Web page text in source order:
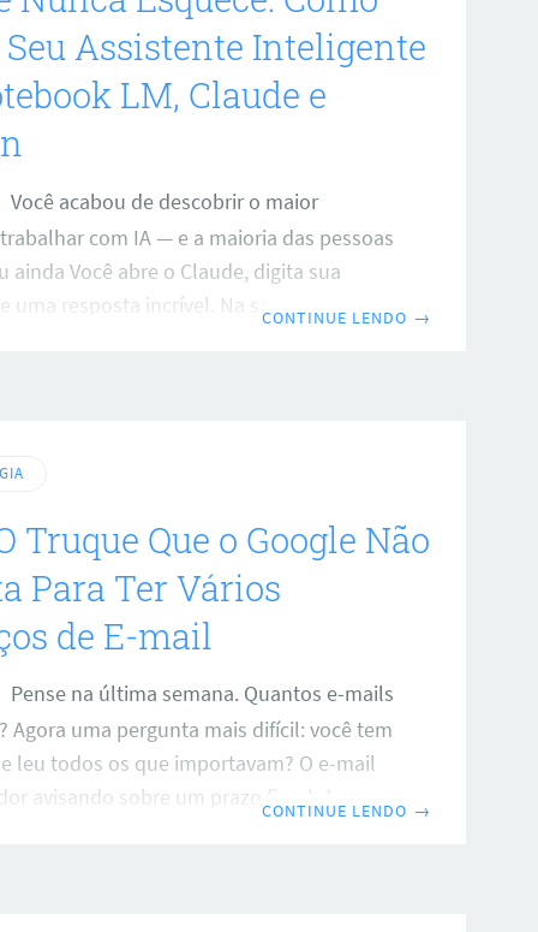
Assistente Inteligente
LM, Claude e
Você acabou de descobrir o maior
com IA — e a maioria das pessoas
ainda Você abre o Claude, digita sua
uma resposta incrível. Na semana
do que veio antes. E
CONTINUE LENDO →
Truque Que o Google Não
Para Ter Vários
de E-mail
Pense na última semana. Quantos e-mails
Agora uma pergunta mais difícil: você tem
leu todos os que importavam? O e-mail
avisando sobre um prazo fiscal. ACONTINUE LENDO →